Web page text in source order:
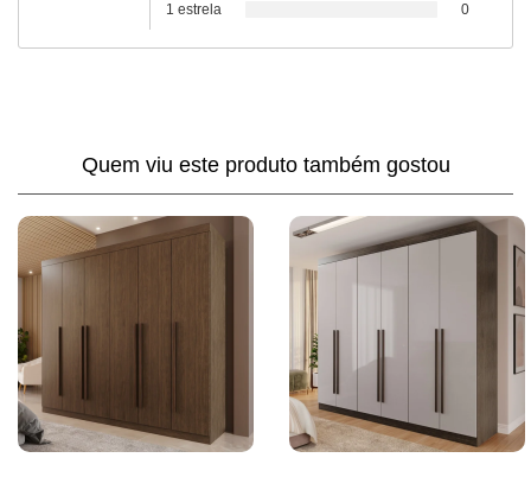
1 estrela
0
Quem viu este produto também gostou